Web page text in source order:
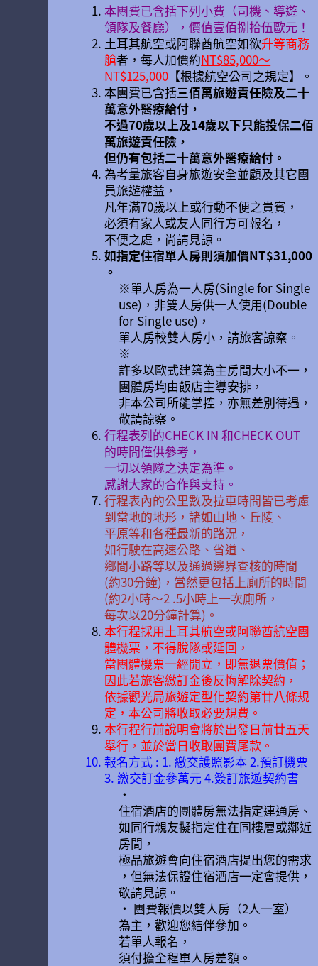
本團費已含括下列小費（司機、導遊、
領隊及餐廳），價值壹佰捌拾伍歐元！
土耳其航空或阿聯酋航空如欲升等商務
艙者，每人加價約NT$85,000～
NT$125,000 【根據航空公司之規定】。
本團費已含括三佰萬旅遊責任險及二十
萬意外醫療給付，
不過70歲以上及14歲以下只能投保二佰
萬旅遊責任險，
但仍有包括二十萬意外醫療給付。
為考量旅客自身旅遊安全並顧及其它團
員旅遊權益，
凡年滿70歲以上或行動不便之貴賓，
必須有家人或友人同行方可報名，
不便之處，尚請見諒。
如指定住宿單人房則須加價NT$31,000
。
※單人房為一人房(Single for Single
use)，非雙人房供一人使用(Double
for Single use)，
單人房較雙人房小，請旅客諒察。
※
許多以歐式建築為主房間大小不一，
團體房均由飯店主導安排，
非本公司所能掌控，亦無差別待遇，
敬請諒察。
行程表列的CHECK IN 和CHECK OUT
的時間僅供參考，
一切以領隊之決定為準。
感謝大家的合作與支持。
行程表內的公里數及拉車時間皆已考慮
到當地的地形，諸如山地、丘陵、
平原等和各種最新的路況，
如行駛在高速公路、省道、
鄉間小路等以及通過邊界查核的時間
(約30分鐘)，當然更包括上廁所的時間
(約2小時〜2 .5小時上一次廁所，
每次以20分鐘計算)。
本行程採用土耳其航空或阿聯酋航空團
體機票，不得脫隊或延回，
當團體機票一經開立，即無退票價值；
因此若旅客繳訂金後反悔解除契約，
依據觀光局旅遊定型化契約第廿八條規
定，本公司將收取必要規費。
本行程行前說明會將於出發日前廿五天
舉行，並於當日收取團費尾款。
報名方式 : 1. 繳交護照影本 2.預訂機票
3. 繳交訂金參萬元 4.簽訂旅遊契約書
•
住宿酒店的團體房無法指定連通房、
如同行親友擬指定住在同樓層或鄰近
房間，
極品旅遊會向住宿酒店提出您的需求
，但無法保證住宿酒店一定會提供，
敬請見諒。
• 團費報價以雙人房（2人一室）
為主，歡迎您結伴參加。
若單人報名，
須付擔全程單人房差額。